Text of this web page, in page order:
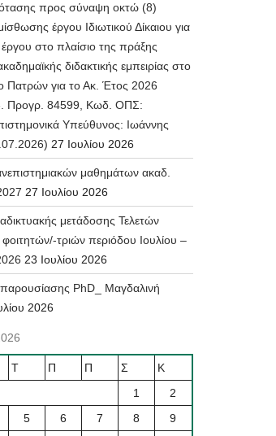
προς σύναψη οκτώ (8)
έργου Ιδιωτικού Δίκαιου για
στο πλαίσιο της πράξης
διδακτικής εμπειρίας στο
Πατρών για το Ακ. Έτος 2026
Προγρ. 84599, Κωδ. ΟΠΣ:
Υπεύθυνος: Ιωάννης
27 Ιουλίου 2026
μαθημάτων ακαδ.
27 Ιουλίου 2026
μετάδοσης Τελετών
τριών περιόδου Ιουλίου –
23 Ιουλίου 2026
PhD_ Μαγδαλινή
2026
Τ Π Π Σ
Κ
1
2
5 6 7 8
9